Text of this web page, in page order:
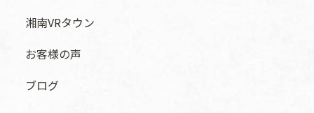
湘南VRタウン
お客様の声
ブログ